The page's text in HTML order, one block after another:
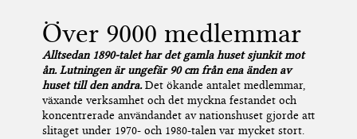
Över 9000 medlemmar
Alltsedan 1890-talet har det gamla huset sjunkit mot
ån. Lutningen är ungefär 90 cm från ena änden av
huset till den andra. Det ökande antalet medlemmar,
växande verksamhet och det myckna festandet och
koncentrerade användandet avnationshuset gjorde att
slitaget under 1970- och 1980-talen var mycket stort.